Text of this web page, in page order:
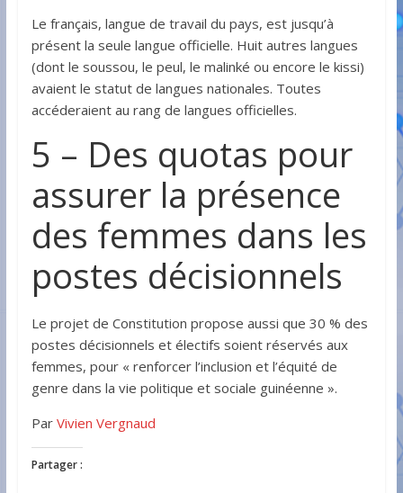
Le français, langue de travail du pays, est jusqu’à
présent la seule langue officielle. Huit autres langues
(dont le soussou, le peul, le malinké ou encore le kissi)
avaient le statut de langues nationales. Toutes
accéderaient au rang de langues officielles.
5 – Des quotas pour
assurer la présence
des femmes dans les
postes décisionnels
Le projet de Constitution propose aussi que 30 % des
postes décisionnels et électifs soient réservés aux
femmes, pour « renforcer l’inclusion et l’équité de
genre dans la vie politique et sociale guinéenne ».
Par Vivien Vergnaud
Partager :